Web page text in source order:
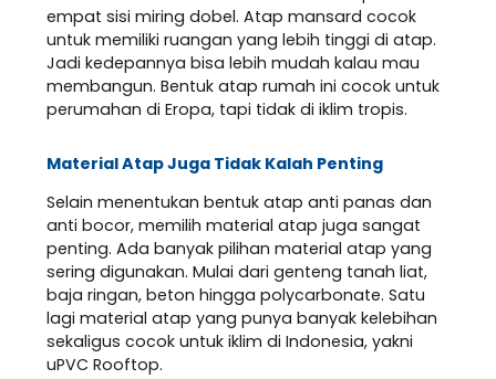
empat sisi miring dobel. Atap mansard cocok
untuk memiliki ruangan yang lebih tinggi di atap.
Jadi kedepannya bisa lebih mudah kalau mau
membangun. Bentuk atap rumah ini cocok untuk
perumahan di Eropa, tapi tidak di iklim tropis.
Material Atap Juga Tidak Kalah Penting
Selain menentukan bentuk atap anti panas dan
anti bocor, memilih material atap juga sangat
penting. Ada banyak pilihan material atap yang
sering digunakan. Mulai dari genteng tanah liat,
baja ringan, beton hingga polycarbonate. Satu
lagi material atap yang punya banyak kelebihan
sekaligus cocok untuk iklim di Indonesia, yakni
uPVC Rooftop.